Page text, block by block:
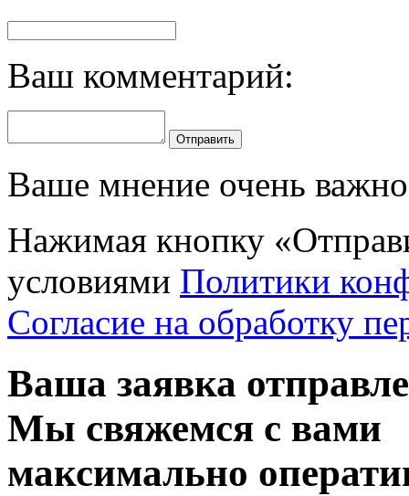
Ваш комментарий:
Отправить
Ваше мнение очень
Нажимая кнопку
условиями Политики
Согласие на обработку
Ваша заявка
Мы свяжемся с вами
максимально